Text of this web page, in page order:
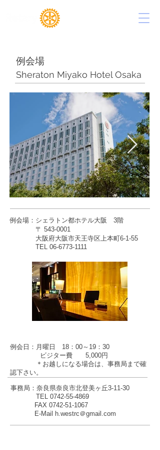
例会場
Sheraton Miyako Hotel Osaka
例会場：シェラトン都ホテル大阪 3階
〒 543-0001
大阪府大阪市天王寺区上本町6-1-55
TEL 06-6773-1111
例会日：月曜日 18：00～19：30
ビジター費 5,000円
＊お越しになる場合は、事務局まで確
認下さい。
事務局：奈良県奈良市北登美ヶ丘3-11-30
TEL 0742-55-4869
FAX 0742-51-1067
E-Mail h.westrc＠gmail.com